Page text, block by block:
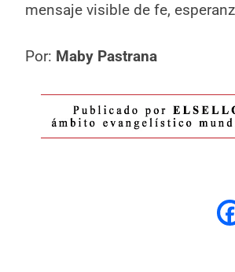
mensaje visible de fe,
Por: Maby Pastrana